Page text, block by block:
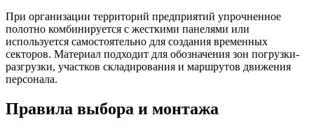
При организации территорий предприятий упрочненное
полотно комбинируется с жесткими панелями или
используется самостоятельно для создания временных
секторов. Материал подходит для обозначения зон погрузки-
разгрузки, участков складирования и маршрутов движения
персонала.
Правила выбора и монтажа